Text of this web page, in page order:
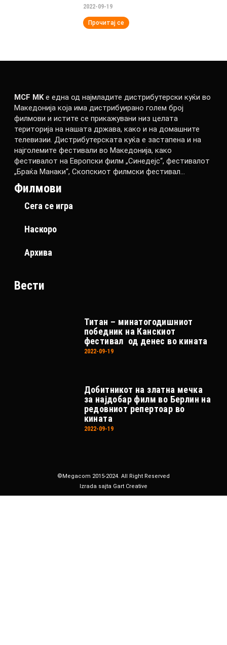
2022-09-19
Прочитај се
MCF MKе една од најмладите дистрибутерски куќи во
Македонија која има дистрибуирано голем број
филмови и истите се прикажувани низ целата
територија на нашата држава, како и на домашните
телевизии. Дистрибутерската куќа е застапена и на
најголемите фестивали во Македонија, како
фестивалот на Европски филм „Синедејс“, фестивалот
„Браќа Манаки“, Скопскиот филмски фестивал…
Филмови
Сега се игра
Наскоро
Архива
Вести
Титан – минатогодишниот
победник на Канскиот
фестивал од денес во кината
2022-09-19
Добитникот на златна мечка
за најдобар филм во Берлин на
редовниот репертоар во
кината
2022-09-19
©Megacom 2015-2024. All Right Reserved
Izrada sajta Gart Creative